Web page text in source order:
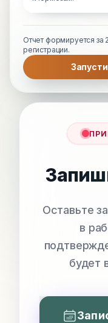
Отчет формируется за
регистрации.
Оставьте
в
будет